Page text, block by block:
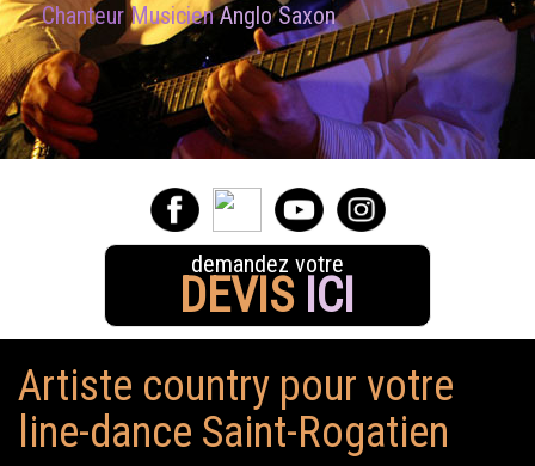
Chanteur MusicienAnglo Saxon
demandez votre
DEVIS ICI
Artiste country pour votre
line-dance Saint-Rogatien